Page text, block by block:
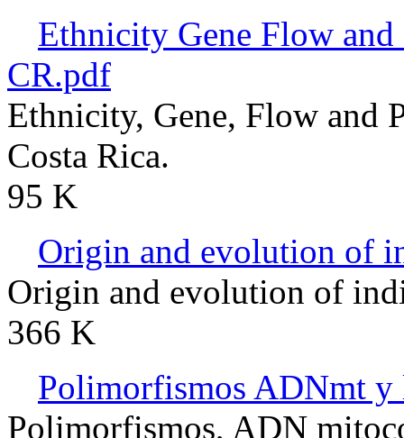
Ethnicity Gene Flow
CR.pdf
Ethnicity, Gene, Flow and
Costa Rica.
95 K
Origin and evolution of
Origin and evolution of
366 K
Polimorfismos ADNmt y
Polimorfismos, ADN